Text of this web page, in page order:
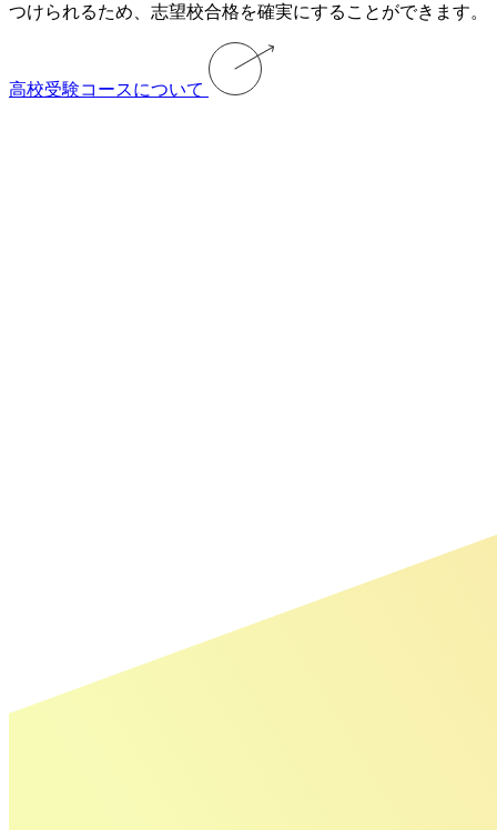
つけられるため、志望校合格を確実にすることができます。
高校受験コースについて